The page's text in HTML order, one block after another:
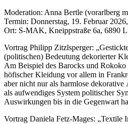
Moderation: Anna Bertle (vorarlberg
Termin: Donnerstag, 19. Februar
Ort: S‑MAK, Kneippstraße 6a, 6890
Vortrag Philipp Zitzlsperger:
(politischen) Bedeutung dekorierter
Am Beispiel des Barocks und
höfischer Kleidung vor allem in
aber nicht nur als harmlose
als aufwendiges System politischer
Auswirkungen bis in die Gegenwart
Vortrag Daniela Fetz-Mages: „Textile